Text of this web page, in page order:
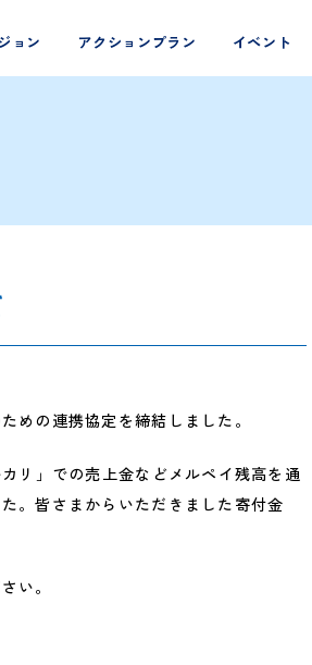
ョン アクションプラン イベント
めの連携協定を締結しました。
リ」での売上金などメルペイ残高を通
。皆さまからいただきました寄付金
い。